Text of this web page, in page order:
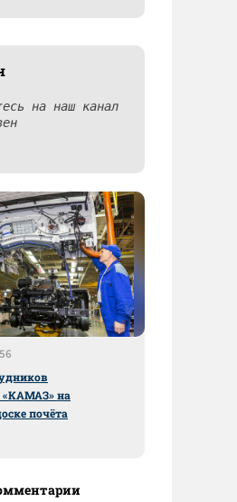
на наш канал
«КАМАЗ» на
почёта